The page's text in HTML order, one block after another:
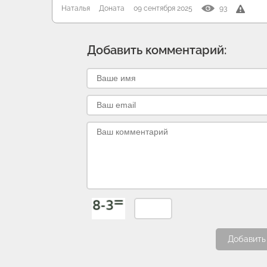
Наталья Доната 09 сентября 2025 93
Добавить комментарий: